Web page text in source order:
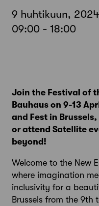
9 huhtikuun,
09:00 - 18:00
Join the Festival of
Bauhaus on 9-13
and Fest in
or attend Satellite
beyond!
Welcome to the New
where imagination
inclusivity for a
Brussels from the 9th